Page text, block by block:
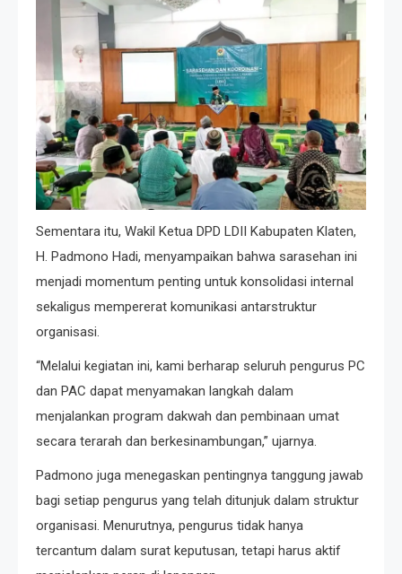
Sementara itu, Wakil Ketua DPD LDII Kabupaten Klaten,
H. Padmono Hadi, menyampaikan bahwa sarasehan ini
menjadi momentum penting untuk konsolidasi internal
sekaligus mempererat komunikasi antarstruktur
organisasi.
“Melalui kegiatan ini, kami berharap seluruh pengurus PC
dan PAC dapat menyamakan langkah dalam
menjalankan program dakwah dan pembinaan umat
secara terarah dan berkesinambungan,” ujarnya.
Padmono juga menegaskan pentingnya tanggung jawab
bagi setiap pengurus yang telah ditunjuk dalam struktur
organisasi. Menurutnya, pengurus tidak hanya
tercantum dalam surat keputusan, tetapi harus aktif